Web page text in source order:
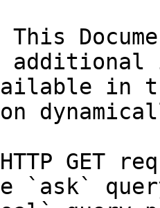
This
in
GET
`ask`